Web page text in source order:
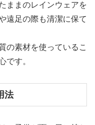
ままのレインウェアを
遠足の際も清潔に保て
の素材を使っているこ
です。
法